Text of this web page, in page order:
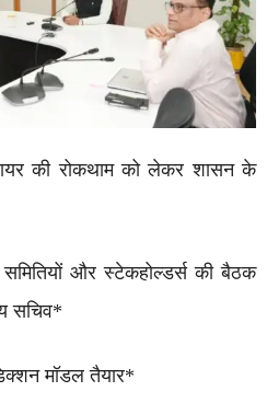
की रोकथाम को लेकर शासन के
समितियों और स्टेकहोल्डर्स की बैठक
सचिव*
मॉडल तैयार*